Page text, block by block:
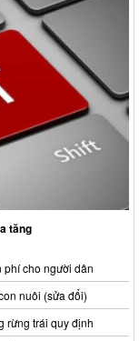
tăng
phí cho người dân
nuôi (sửa đổi)
rừng trái quy định